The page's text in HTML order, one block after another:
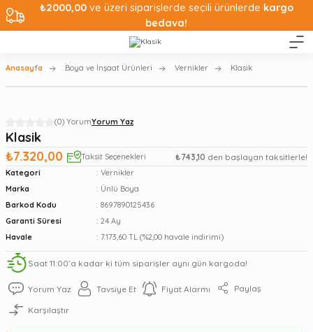
₺2000,00ve üzeri siparişlerde seçili ürünlerde kargo
bedava!
Anasayfa Boya ve İnşaat Ürünleri Vernikler Klasik
(0) YorumYorum Yaz
Klasik
₺7.320,00
Taksit Seçenekleri ₺743,10 den başlayan taksitlerle!
Kategori
Vernikler
Marka
Ünlü Boya
Barkod Kodu
8697890125436
Garanti Süresi
24 Ay
Havale
7.173,60 TL (%2,00 havale indirimi)
Saat 11:00’a kadar ki tüm siparişler aynı gün kargoda!
Yorum Yaz Tavsiye Et Fiyat Alarmı Paylaş
Karşılaştır